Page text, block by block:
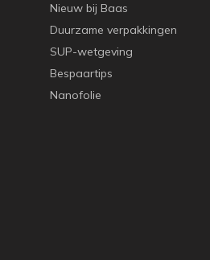
Nieuw bij Baas
Duurzame verpakkingen
SUP-wetgeving
Bespaartips
Nanofolie